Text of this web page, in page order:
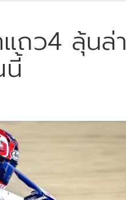
ถว4 ลุ้นล่า
นี้